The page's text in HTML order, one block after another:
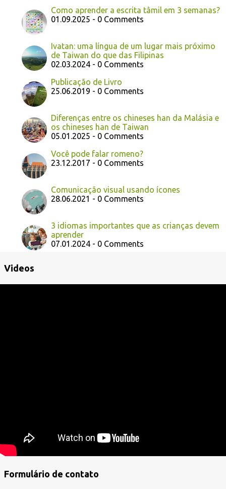
Como aprender a escrita tâmil em 3 semanas?
01.09.2025 - 0 Comments
Ivatan: uma língua de um lugar mais próximo
de Taiwan do que das Filipinas
02.03.2024 - 0 Comments
Publicação de Livro
25.06.2019 - 0 Comments
Diferenças entre os chineses han da Malásia e
os chineses han de Taiwan
05.01.2025 - 0 Comments
Você pode falar romeno?
23.12.2017 - 0 Comments
Comunicação visual usando ícones
28.06.2021 - 0 Comments
3 idiomas importantes que as crianças devem
aprender
07.01.2024 - 0 Comments
Videos
Formulário de contato